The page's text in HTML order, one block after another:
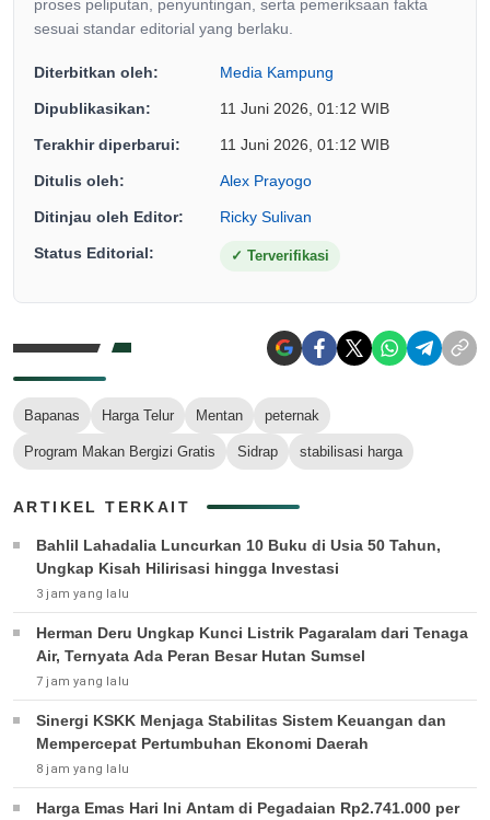
proses peliputan, penyuntingan, serta pemeriksaan fakta
sesuai standar editorial yang berlaku.
Diterbitkan oleh: Media Kampung
Dipublikasikan: 11 Juni 2026, 01:12 WIB
Terakhir diperbarui: 11 Juni 2026, 01:12 WIB
Ditulis oleh: Alex Prayogo
Ditinjau oleh Editor: Ricky Sulivan
Status Editorial: ✓ Terverifikasi
Bapanas Harga Telur Mentan peternak
Program Makan Bergizi Gratis Sidrap stabilisasi harga
ARTIKEL TERKAIT
Bahlil Lahadalia Luncurkan 10 Buku di Usia 50 Tahun,
Ungkap Kisah Hilirisasi hingga Investasi
3 jam yang lalu
Herman Deru Ungkap Kunci Listrik Pagaralam dari Tenaga
Air, Ternyata Ada Peran Besar Hutan Sumsel
7 jam yang lalu
Sinergi KSKK Menjaga Stabilitas Sistem Keuangan dan
Mempercepat Pertumbuhan Ekonomi Daerah
8 jam yang lalu
Harga Emas Hari Ini Antam di Pegadaian Rp2.741.000 per